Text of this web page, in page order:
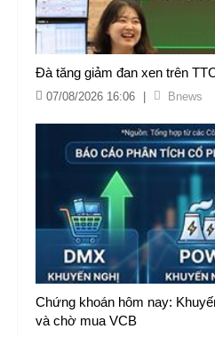
Đà tăng giảm đan xen trên
07/08/2026 16:06 Bnews
Chứng khoán hôm nay:
và chờ mua VCB